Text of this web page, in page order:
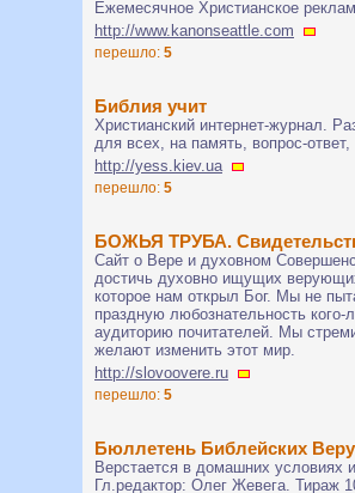
Ежемесячное Христианское
http://www.kanonseattle.com
перешло: 5
Библия учит
Христианский интернет-журнал.
для всех, на память, вопрос-
http://yess.kiev.ua
перешло: 5
БОЖЬЯ ТРУБА.
Сайт о Вере и духовном
достичь духовно ищущих
которое нам открыл Бог. Мы не
праздную любознательность
аудиторию почитателей. Мы
желают изменить этот мир.
http://slovoovere.ru
перешло: 5
Бюллетень Библейских
Верстается в домашних условиях
Гл.редактор: Олег Жевега. Тираж